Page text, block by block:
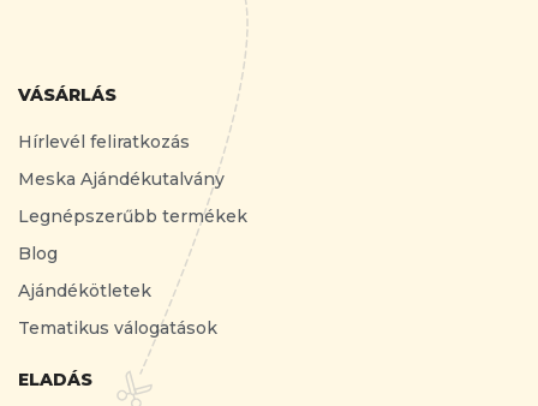
VÁSÁRLÁS
Hírlevél feliratkozás
Meska Ajándékutalvány
Legnépszerűbb termékek
Blog
Ajándékötletek
Tematikus válogatások
ELADÁS